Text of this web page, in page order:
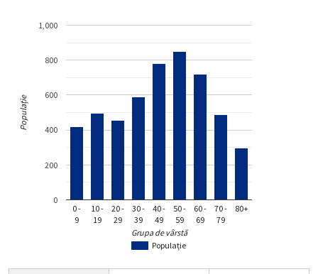
Populație
0 -
9
10 -
19
20 -
29
30 -
39
40 -
49
50 -
59
60 -
69
70 -
79
80+
0
200
400
600
800
1,000
Grupa de vârstă
Populație